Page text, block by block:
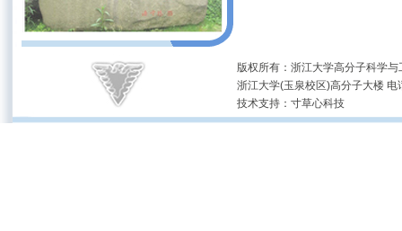
版权所有：浙江大学高分子科
浙江大学(玉泉校区)高分子大楼
技术支持： 寸草心科技